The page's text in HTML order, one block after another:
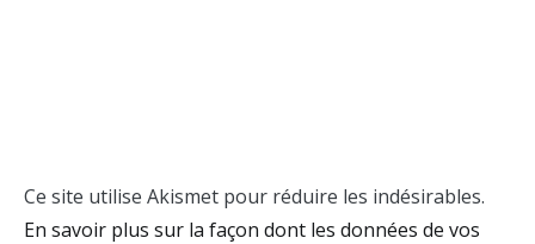
Ce site utilise Akismet pour réduire les indésirables.
En savoir plus sur la façon dont les données de vos